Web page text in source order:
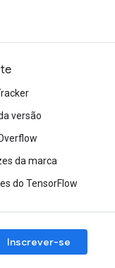
versão
da marca
do TensorFlow
Inscrever-se